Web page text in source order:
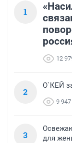
1
12
2
О`КЕЙ
9 947
3
для